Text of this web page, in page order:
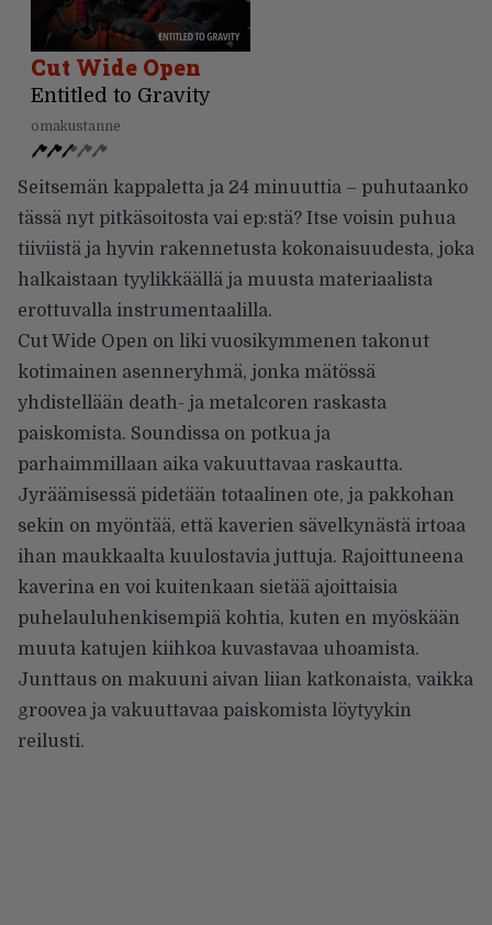
Cut Wide Open
Entitled to Gravity
omakustanne
Seitsemän kappaletta ja 24 minuuttia – puhutaanko
tässä nyt pitkäsoitosta vai ep:stä? Itse voisin puhua
tiiviistä ja hyvin rakennetusta kokonaisuudesta, joka
halkaistaan tyylikkäällä ja muusta materiaalista
erottuvalla instrumentaalilla.
Cut Wide Open on liki vuosikymmenen takonut
kotimainen asenneryhmä, jonka mätössä
yhdistellään death- ja metalcoren raskasta
paiskomista. Soundissa on potkua ja
parhaimmillaan aika vakuuttavaa raskautta.
Jyräämisessä pidetään totaalinen ote, ja pakkohan
sekin on myöntää, että kaverien sävelkynästä irtoaa
ihan maukkaalta kuulostavia juttuja. Rajoittuneena
kaverina en voi kuitenkaan sietää ajoittaisia
puhelauluhenkisempiä kohtia, kuten en myöskään
muuta katujen kiihkoa kuvastavaa uhoamista.
Junttaus on makuuni aivan liian katkonaista, vaikka
groovea ja vakuuttavaa paiskomista löytyykin
reilusti.